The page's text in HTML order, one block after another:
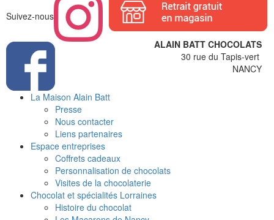
ALAIN BATT CHOCOLATS
30 rue du Tapis-vert
NANCY
Suivez-nous
La Maison Alain Batt
Presse
Nous contacter
Liens partenaires
Espace entreprises
Coffrets cadeaux
Personnalisation de chocolats
Visites de la chocolaterie
Chocolat et spécialités Lorraines
Histoire du chocolat